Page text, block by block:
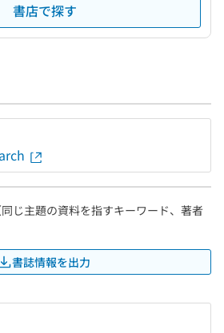
書店で探す
じ主題の資料を指すキーワード、著者
書誌情報を出力